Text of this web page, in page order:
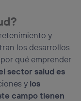
y
los desarrollos
qué emprender
sector salud es
y los
campo tienen